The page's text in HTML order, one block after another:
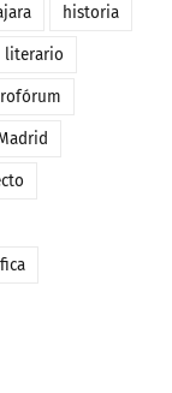
historia
literario